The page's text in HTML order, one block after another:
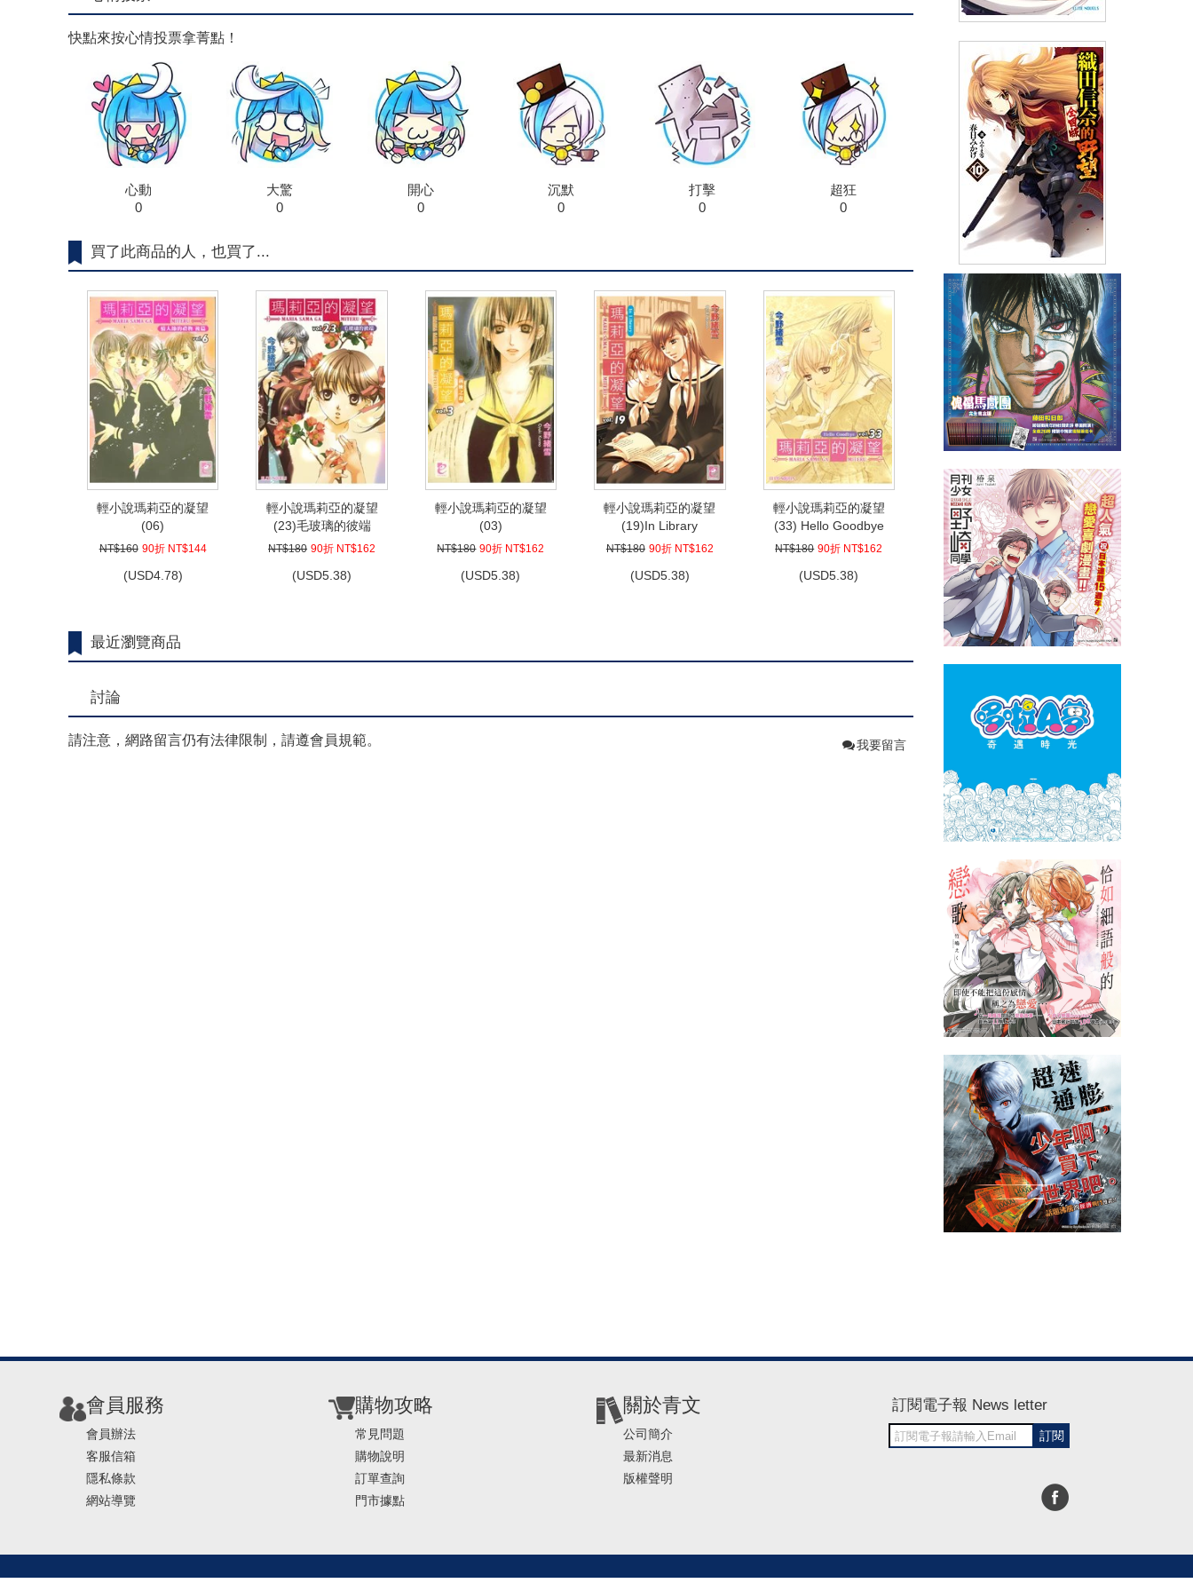
快點來按心情投票拿菁點！
心動
0
大驚
0
開心
0
沉默
0
打擊
0
超狂
0
買了此商品的人，也買了...
輕小說瑪莉亞的凝望
(06)
NT$160 90折 NT$144
(USD4.78)
輕小說瑪莉亞的凝望
(23)毛玻璃的彼端
NT$180 90折 NT$162
(USD5.38)
輕小說瑪莉亞的凝望
(03)
NT$180 90折 NT$162
(USD5.38)
輕小說瑪莉亞的凝望
(19)In Library
NT$180 90折 NT$162
(USD5.38)
輕小說瑪莉亞的凝望
(33) Hello Goodbye
NT$180 90折 NT$162
(USD5.38)
最近瀏覽商品
討論
請注意，網路留言仍有法律限制，請遵會員規範。 我要留言
輕小說Campione弒神者(08)受
難的魔王們
NT$240 90折 NT$216 (USD7.17)
輕小說 織田信奈的野望 全國版
(10)
NT$240 90折 NT$216 (USD7.17)
會員服務
會員辦法
客服信箱
隱私條款
網站導覽
購物攻略
常見問題
購物說明
訂單查詢
門市據點
關於青文
公司簡介
最新消息
版權聲明
訂閱電子報 News letter
訂閱